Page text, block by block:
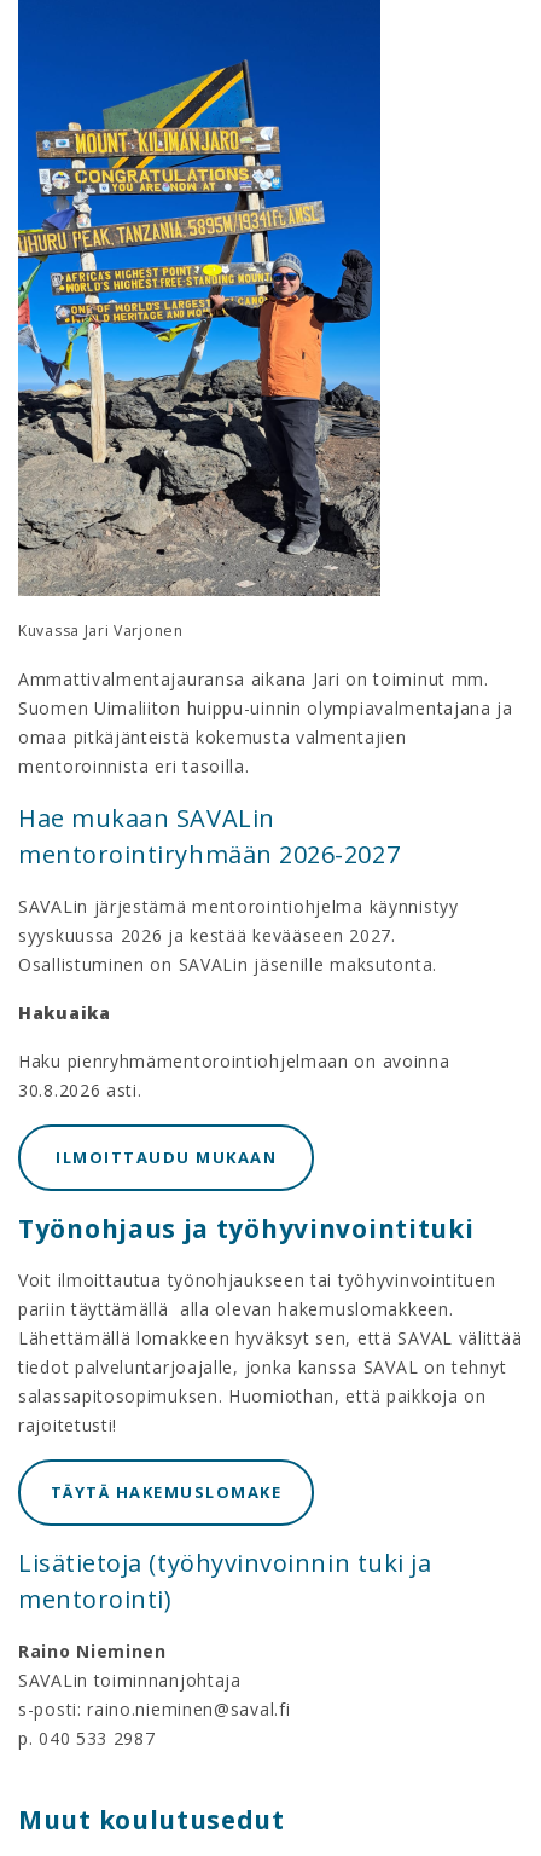
Kuvassa Jari Varjonen
Ammattivalmentajauransa aikana Jari on toiminut mm.
Suomen Uimaliiton huippu-uinnin olympiavalmentajana ja
omaa pitkäjänteistä kokemusta valmentajien
mentoroinnista eri tasoilla.
Hae mukaan SAVALin
mentorointiryhmään 2026-2027
SAVALin järjestämä mentorointiohjelma käynnistyy
syyskuussa 2026 ja kestää kevääseen 2027.
Osallistuminen on SAVALin jäsenille maksutonta.
Hakuaika
Haku pienryhmämentorointiohjelmaan on avoinna
30.8.2026 asti.
ILMOITTAUDU MUKAAN
Työnohjaus ja työhyvinvointituki
Voit ilmoittautua työnohjaukseen tai työhyvinvointituen
pariin täyttämällä alla olevan hakemuslomakkeen.
Lähettämällä lomakkeen hyväksyt sen, että SAVAL välittää
tiedot palveluntarjoajalle, jonka kanssa SAVAL on tehnyt
salassapitosopimuksen. Huomiothan, että paikkoja on
rajoitetusti!
TÄYTÄ HAKEMUSLOMAKE
Lisätietoja (työhyvinvoinnin tuki ja
mentorointi)
Raino Nieminen
SAVALin toiminnanjohtaja
s-posti: raino.nieminen@saval.fi
p. 040 533 2987
Muut koulutusedut